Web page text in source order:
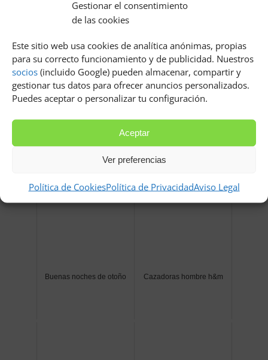
Gestionar el consentimiento
de las cookies
Este sitio web usa cookies de analítica anónimas, propias
para su correcto funcionamiento y de publicidad. Nuestros
socios (incluido Google) pueden almacenar, compartir y
gestionar tus datos para ofrecer anuncios personalizados.
Puedes aceptar o personalizar tu configuración.
Aceptar
Ver preferencias
Política de CookiesPolítica de PrivacidadAviso Legal
Relacionados
John travolta benjamin
Buenas noches de otoño Cazadoras hombre h&m